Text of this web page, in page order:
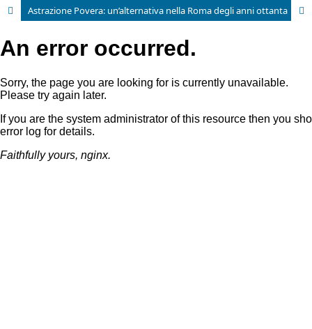
Astrazione Povera: un’alternativa nella Roma degli anni ottanta